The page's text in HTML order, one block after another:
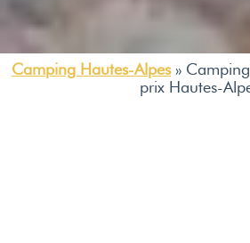
Camping Hautes-Alpes»
prix Hautes-